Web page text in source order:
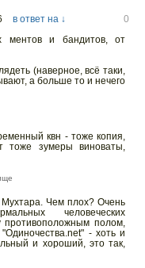
в ответ на ↓
0
ментов и бандитов, от
(наверное, всё таки,
а больше то и нечего
квн - тоже копия,
тоже зумеры виноваты,
Чем плох? Очень
человеческих
полом,
- хоть и
и хороший, это так,